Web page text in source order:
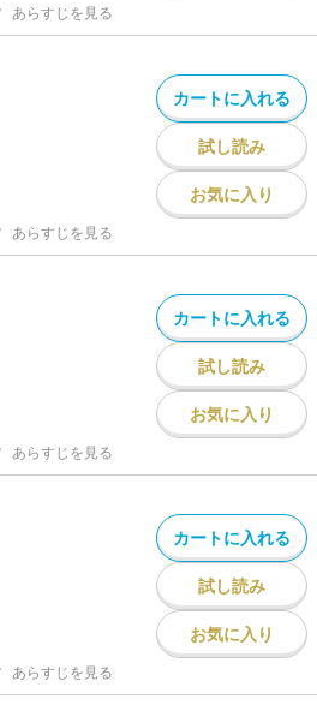
あらすじを見る
カートに入れる
試し読み
お気に入り
あらすじを見る
カートに入れる
試し読み
お気に入り
あらすじを見る
カートに入れる
試し読み
お気に入り
あらすじを見る